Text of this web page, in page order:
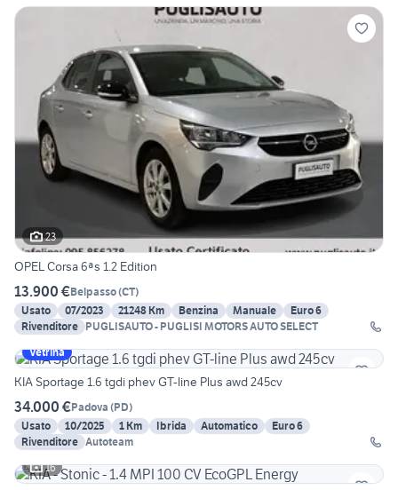
23
OPEL Corsa 6ªs 1.2 Edition
13.900 €Belpasso(CT)
Usato
07/2023 21248 Km Benzina Manuale
Euro 6
Rivenditore
PUGLISAUTO - PUGLISI MOTORS AUTO SELECT
Vetrina
KIA Sportage 1.6 tgdi phev GT-line Plus awd 245cv
34.000 €Padova (PD)
Usato
10/2025 1 Km Ibrida Automatico
Euro 6
Rivenditore Autoteam
16